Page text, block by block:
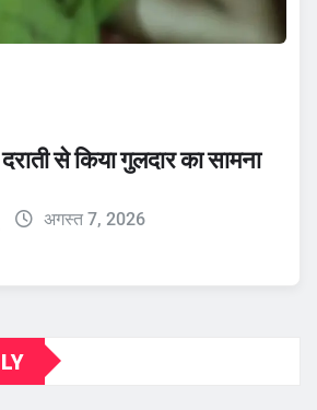
से किया गुलदार का सामना
अगस्त 7, 2026